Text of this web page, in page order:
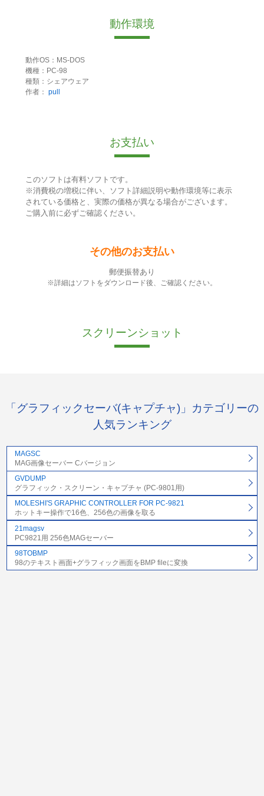
動作環境
動作OS：MS-DOS
機種：PC-98
種類：シェアウェア
作者： pull
お支払い
このソフトは有料ソフトです。
※消費税の増税に伴い、ソフト詳細説明や動作環境等に表示
されている価格と、実際の価格が異なる場合がございます。
ご購入前に必ずご確認ください。
その他のお支払い
郵便振替あり
※詳細はソフトをダウンロード後、ご確認ください。
スクリーンショット
「グラフィックセーバ(キャプチャ)」カテゴリーの
人気ランキング
MAGSC
MAG画像セーバー Cバージョン
GVDUMP
グラフィック・スクリーン・キャプチャ (PC-9801用)
MOLESHI'S GRAPHIC CONTROLLER FOR PC-9821
ホットキー操作で16色、256色の画像を取る
21magsv
PC9821用 256色MAGセーバー
98TOBMP
98のテキスト画面+グラフィック画面をBMP fileに変換